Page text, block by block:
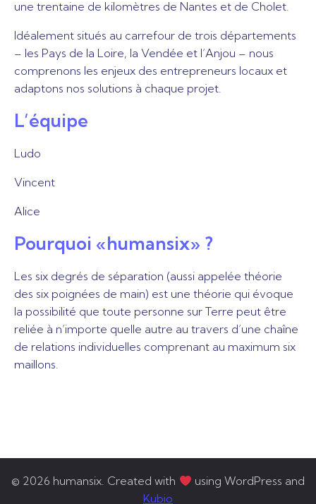
une trentaine de kilomètres de Nantes et de Cholet.
Idéalement situés au carrefour de trois départements
– les Pays de la Loire, la Vendée et l’Anjou – nous
comprenons les enjeux des entrepreneurs locaux et
adaptons nos solutions à chaque projet.
L’équipe
Ludo
Vincent
Alice
Pourquoi «humansix» ?
Les six degrés de séparation (aussi appelée théorie
des six poignées de main) est une théorie qui évoque
la possibilité que toute personne sur Terre peut être
reliée à n’importe quelle autre au travers d’une chaîne
de relations individuelles comprenant au maximum six
maillons.
© 2026 humansix. Created with
using WordPress and
Kubio